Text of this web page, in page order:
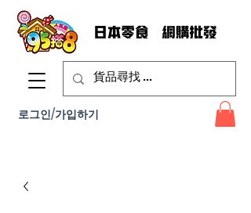
로그인/가입하기